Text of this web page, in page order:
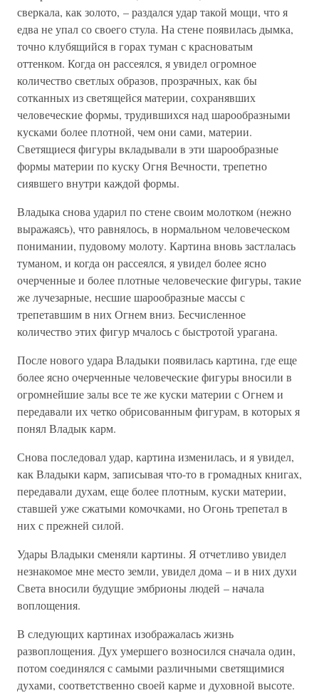
сверкала, как золото, – раздался удар такой мощи, что я
едва не упал со своего стула. На стене появилась дымка,
точно клубящийся в горах туман с красноватым
оттенком. Когда он рассеялся, я увидел огромное
количество светлых образов, прозрачных, как бы
сотканных из светящейся материи, сохранявших
человеческие формы, трудившихся над шарообразными
кусками более плотной, чем они сами, материи.
Светящиеся фигуры вкладывали в эти шарообразные
формы материи по куску Огня Вечности, трепетно
сиявшего внутри каждой формы.
Владыка снова ударил по стене своим молотком (нежно
выражаясь), что равнялось, в нормальном человеческом
понимании, пудовому молоту. Картина вновь застлалась
туманом, и когда он рассеялся, я увидел более ясно
очерченные и более плотные человеческие фигуры, такие
же лучезарные, несшие шарообразные массы с
трепетавшим в них Огнем вниз. Бесчисленное
количество этих фигур мчалось с быстротой урагана.
После нового удара Владыки появилась картина, где еще
более ясно очерченные человеческие фигуры вносили в
огромнейшие залы все те же куски материи с Огнем и
передавали их четко обрисованным фигурам, в которых я
понял Владык карм.
Снова последовал удар, картина изменилась, и я увидел,
как Владыки карм, записывая что-то в громадных книгах,
передавали духам, еще более плотным, куски материи,
ставшей уже сжатыми комочками, но Огонь трепетал в
них с прежней силой.
Удары Владыки сменяли картины. Я отчетливо увидел
незнакомое мне место земли, увидел дома – и в них духи
Света вносили будущие эмбрионы людей – начала
воплощения.
В следующих картинах изображалась жизнь
развоплощения. Дух умершего возносился сначала один,
потом соединялся с самыми различными светящимися
духами, соответственно своей карме и духовной высоте.